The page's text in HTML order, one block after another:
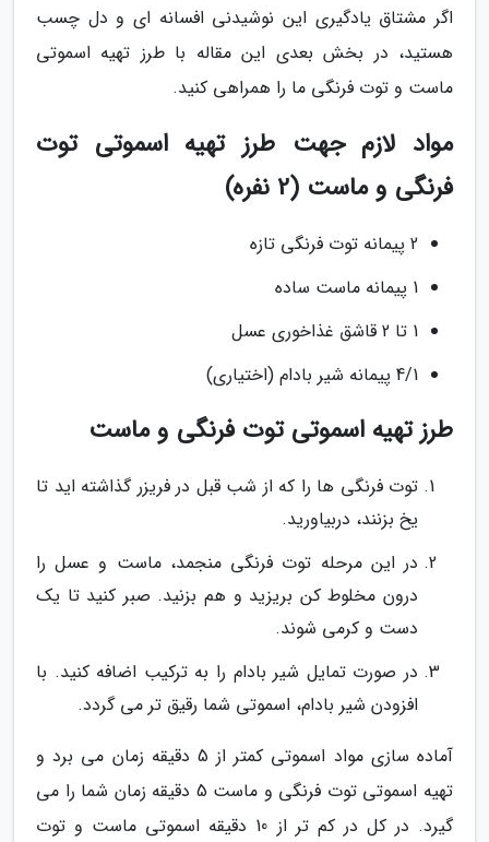
اگر مشتاق یادگیری این نوشیدنی افسانه ای و دل چسب
هستید، در بخش بعدی این مقاله با طرز تهیه اسموتی
ماست و توت فرنگی ما را همراهی کنید.
مواد لازم جهت طرز تهیه اسموتی توت
فرنگی و ماست (2 نفره)
2 پیمانه توت فرنگی تازه
1 پیمانه ماست ساده
1 تا 2 قاشق غذاخوری عسل
4/1 پیمانه شیر بادام (اختیاری)
طرز تهیه اسموتی توت فرنگی و ماست
توت فرنگی ها را که از شب قبل در فریزر گذاشته اید تا
یخ بزنند، دربیاورید.
در این مرحله توت فرنگی منجمد، ماست و عسل را
درون مخلوط کن بریزید و هم بزنید. صبر کنید تا یک
دست و کرمی شوند.
در صورت تمایل شیر بادام را به ترکیب اضافه کنید. با
افزودن شیر بادام، اسموتی شما رقیق تر می گردد.
آماده سازی مواد اسموتی کمتر از 5 دقیقه زمان می برد و
تهیه اسموتی توت فرنگی و ماست 5 دقیقه زمان شما را می
گیرد. در کل در کم تر از 10 دقیقه اسموتی ماست و توت